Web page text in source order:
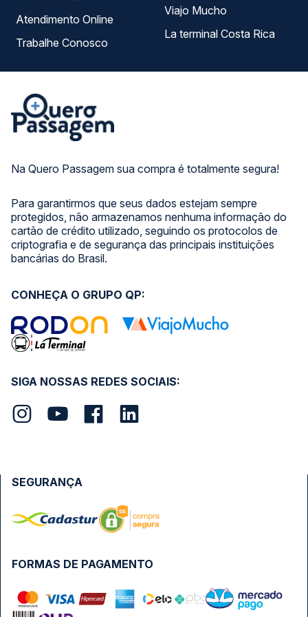
Na Quero Passagem sua compra é totalmente segura!
Para garantirmos que seus dados estejam sempre
protegidos, não armazenamos nenhuma informação do
cartão de crédito utilizado, seguindo os protocolos de
criptografia e de segurança das principais instituições
bancárias do Brasil.
Atendimento Online
Trabalhe Conosco
Viajo Mucho
La terminal Costa Rica
SIGA NOSSAS REDES SOCIAIS:
CONHEÇA O GRUPO QP:
FORMAS DE PAGAMENTO
SEGURANÇA